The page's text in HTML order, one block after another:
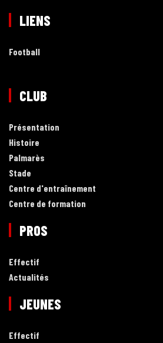
LIENS
Football
CLUB
Présentation
Histoire
Palmarès
Stade
Centre d'entraînement
Centre de formation
PROS
Effectif
Actualités
JEUNES
Effectif